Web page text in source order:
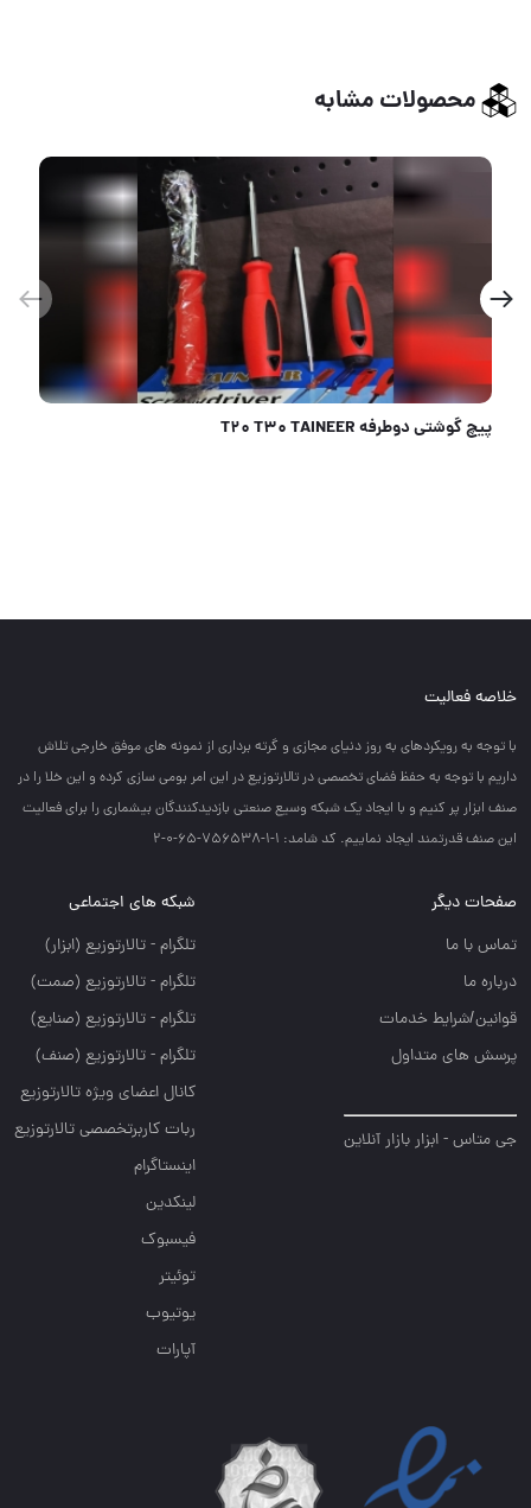
محصولات مشابه
خلاصه فعالیت
با توجه به رويكردهاي به روز دنياي مجازي و گرته برداري از نمونه هاي موفق خارجي تلاش
داريم با توجه به حفظ فضاي تخصصي در تالارتوزيع در اين امر بومي سازي كرده و اين خلا را در
صنف ابزار پر كنيم و با ايجاد يك شبكه وسيع صنعتي بازديدكنندگان بيشماري را براي فعاليت
اين صنف قدرتمند ايجاد نماييم. کد شامد: 1-1-756538-65-0-2
صفحات دیگر
تماس با ما
درباره ما
قوانین/شرایط خدمات
پرسش های متداول
جی متاس - ابزار بازار آنلاین
شبکه های اجتماعی
تلگرام - تالارتوزيع (ابزار)
تلگرام - تالارتوزيع (صمت)
تلگرام - تالارتوزيع (صنايع)
تلگرام - تالارتوزیع (صنف)
کانال اعضای ویژه تالارتوزیع
ربات کاربرتخصصی تالارتوزیع
اینستاگرام
لینکدین
فیسبوک
توئیتر
یوتیوب
آپارات